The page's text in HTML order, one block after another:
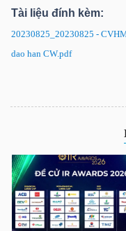
Tài liệu đính kèm:
20230825_20230825 -
dao han CW.pdf
HÓA